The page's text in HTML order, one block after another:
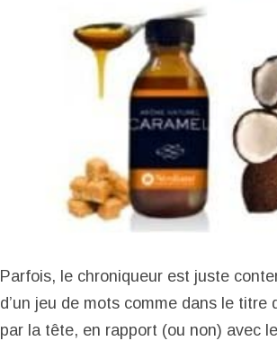
Parfois, le chroniqueur est juste
d’un jeu de mots comme dans le
par la tête, en rapport (ou non) avec